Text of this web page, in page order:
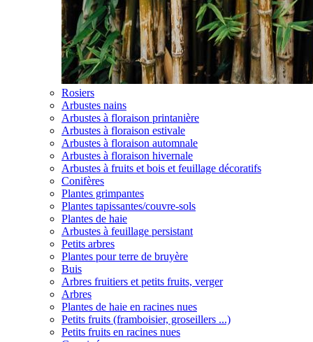
Rosiers
Arbustes nains
Arbustes à floraison printanière
Arbustes à floraison estivale
Arbustes à floraison automnale
Arbustes à floraison hivernale
Arbustes à fruits et bois et feuillage décoratifs
Conifères
Plantes grimpantes
Plantes tapissantes/couvre-sols
Plantes de haie
Arbustes à feuillage persistant
Petits arbres
Plantes pour terre de bruyère
Buis
Arbres fruitiers et petits fruits, verger
Arbres
Plantes de haie en racines nues
Petits fruits (framboisier, groseillers ...)
Petits fruits en racines nues